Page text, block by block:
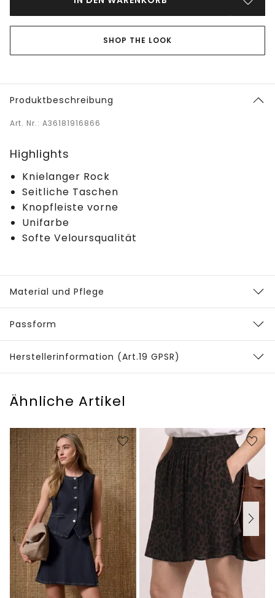
SHOP THE LOOK
Produktbeschreibung
Art. Nr.: A36181916866
Highlights
Knielanger Rock
Seitliche Taschen
Knopfleiste vorne
Unifarbe
Softe Veloursqualität
Material und Pflege
Passform
Herstellerinformation (Art.19 GPSR)
Ähnliche Artikel